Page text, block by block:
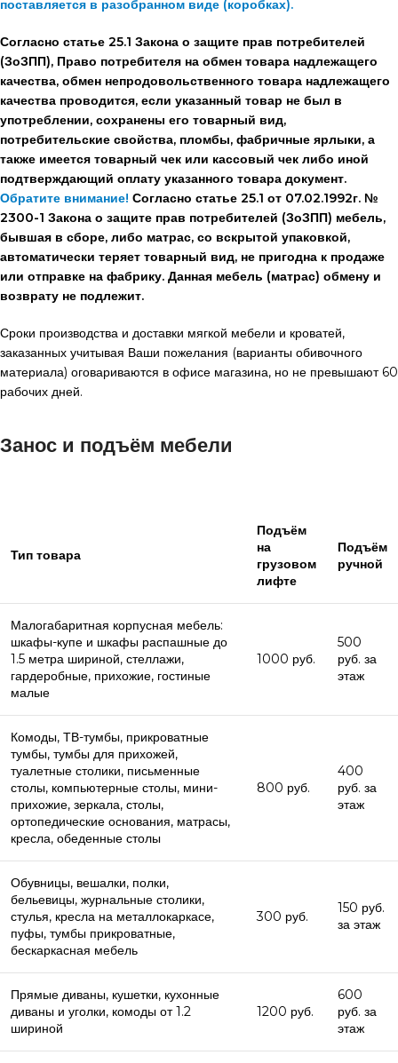
поставляется в разобранном виде (коробках).
Согласно статье 25.1 Закона о защите прав потребителей
(ЗоЗПП), Право потребителя на обмен товара надлежащего
качества, обмен непродовольственного товара надлежащего
качества проводится, если указанный товар не был в
употреблении, сохранены его товарный вид,
потребительские свойства, пломбы, фабричные ярлыки, а
также имеется товарный чек или кассовый чек либо иной
подтверждающий оплату указанного товара документ.
Обратите внимание! Согласно статье 25.1 от 07.02.1992г. №
2300-1 Закона о защите прав потребителей (ЗоЗПП) мебель,
бывшая в сборе, либо матрас, со вскрытой упаковкой,
автоматически теряет товарный вид, не пригодна к продаже
или отправке на фабрику. Данная мебель (матрас) обмену и
возврату не подлежит.
Сроки производства и доставки мягкой мебели и кроватей,
заказанных учитывая Ваши пожелания (варианты обивочного
материала) оговариваются в офисе магазина, но не превышают 60
рабочих дней.
Занос и подъём мебели
Тип товара
Подъём
на
грузовом
лифте
Подъём
ручной
Малогабаритная корпусная мебель:
шкафы-купе и шкафы распашные до
1.5 метра шириной, стеллажи,
гардеробные, прихожие, гостиные
малые
1000 руб.
500
руб. за
этаж
Комоды, ТВ-тумбы, прикроватные
тумбы, тумбы для прихожей,
туалетные столики, письменные
столы, компьютерные столы, мини-
прихожие, зеркала, столы,
ортопедические основания, матрасы,
кресла, обеденные столы
800 руб.
400
руб. за
этаж
Обувницы, вешалки, полки,
бельевицы, журнальные столики,
стулья, кресла на металлокаркасе,
пуфы, тумбы прикроватные,
бескаркасная мебель
300 руб.
150 руб.
за этаж
Прямые диваны, кушетки, кухонные
диваны и уголки, комоды от 1.2
шириной
1200 руб.
600
руб. за
этаж